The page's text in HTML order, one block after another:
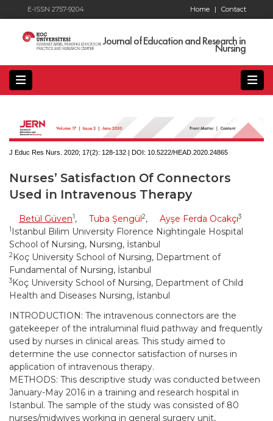
E-ISSN 2757-9204 Contact
Home |
Journal of Education and Research in
Nursing
J Educ Res Nurs. 2020; 17(2): 128-132 | DOI: 10.5222/HEAD.2020.24865
Nurses’ Satisfactıon Of Connectors
Used in Intravenous Therapy
Betül Güven1, Tuba Şengül2, Ayşe Ferda Ocakçı3
1 Istanbul Bilim Unıversity Florence Nightingale Hospital
School of Nursing, Nursing, İstanbul
2Koç University School of Nursing, Department of
Fundamental of Nursing, İstanbul
3Koç University School of Nursing, Department of Child
Health and Diseases Nursing, İstanbul
INTRODUCTION: The intravenous connectors are the
gatekeeper of the intraluminal fluid pathway and frequently
used by nurses in clinical areas. This study aimed to
determine the use connector satisfaction of nurses in
application of intravenous therapy.
METHODS: This descriptive study was conducted between
January-May 2016 in a training and research hospital in
Istanbul. The sample of the study was consisted of 80
nurses/midwives working in general surgery unit,